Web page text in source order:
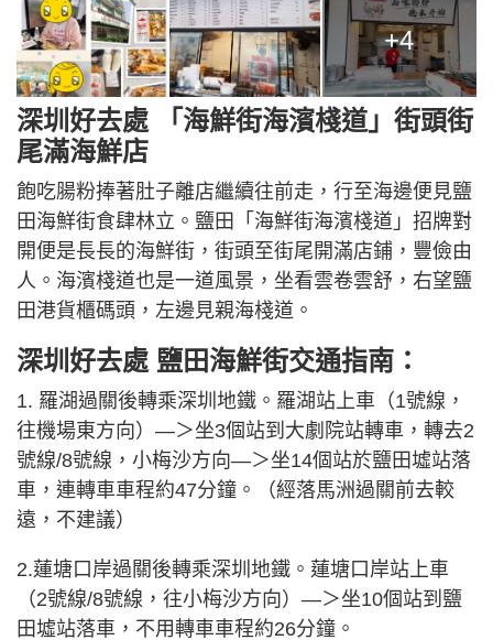
+4
深圳好去處 「海鮮街海濱棧道」街頭街
尾滿海鮮店
飽吃腸粉捧著肚子離店繼續往前走，行至海邊便見鹽
田海鮮街食肆林立。鹽田「海鮮街海濱棧道」招牌對
開便是長長的海鮮街，街頭至街尾開滿店鋪，豐儉由
人。海濱棧道也是一道風景，坐看雲卷雲舒，右望鹽
田港貨櫃碼頭，左邊見親海棧道。
深圳好去處 鹽田海鮮街交通指南：
1. 羅湖過關後轉乘深圳地鐵。羅湖站上車（1號線，
往機場東方向）—＞坐3個站到大劇院站轉車，轉去2
號線/8號線，小梅沙方向—＞坐14個站於鹽田墟站落
車，連轉車車程約47分鐘。（經落馬洲過關前去較
遠，不建議）
2.蓮塘口岸過關後轉乘深圳地鐵。蓮塘口岸站上車
（2號線/8號線，往小梅沙方向）—＞坐10個站到鹽
田墟站落車，不用轉車車程約26分鐘。